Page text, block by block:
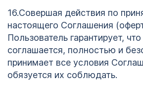
16.Совершая действия по
настоящего Соглашения
Пользователь гарантирует,
соглашается, полностью и
принимает все условия
обязуется их соблюдать.